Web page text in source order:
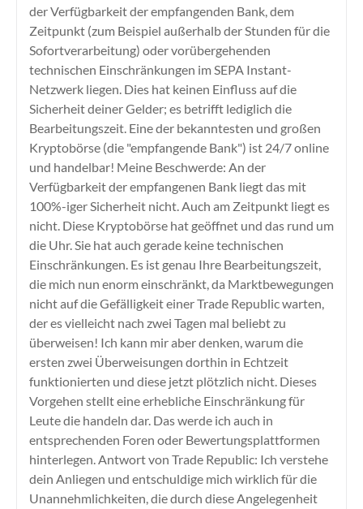
der Verfügbarkeit der empfangenden Bank, dem
Zeitpunkt (zum Beispiel außerhalb der Stunden für die
Sofortverarbeitung) oder vorübergehenden
technischen Einschränkungen im SEPA Instant-
Netzwerk liegen. Dies hat keinen Einfluss auf die
Sicherheit deiner Gelder; es betrifft lediglich die
Bearbeitungszeit. Eine der bekanntesten und großen
Kryptobörse (die "empfangende Bank") ist 24/7 online
und handelbar! Meine Beschwerde: An der
Verfügbarkeit der empfangenen Bank liegt das mit
100%-iger Sicherheit nicht. Auch am Zeitpunkt liegt es
nicht. Diese Kryptobörse hat geöffnet und das rund um
die Uhr. Sie hat auch gerade keine technischen
Einschränkungen. Es ist genau Ihre Bearbeitungszeit,
die mich nun enorm einschränkt, da Marktbewegungen
nicht auf die Gefälligkeit einer Trade Republic warten,
der es vielleicht nach zwei Tagen mal beliebt zu
überweisen! Ich kann mir aber denken, warum die
ersten zwei Überweisungen dorthin in Echtzeit
funktionierten und diese jetzt plötzlich nicht. Dieses
Vorgehen stellt eine erhebliche Einschränkung für
Leute die handeln dar. Das werde ich auch in
entsprechenden Foren oder Bewertungsplattformen
hinterlegen. Antwort von Trade Republic: Ich verstehe
dein Anliegen und entschuldige mich wirklich für die
Unannehmlichkeiten, die durch diese Angelegenheit